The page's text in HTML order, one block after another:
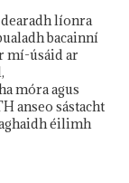
líonra
bacainní
mí-úsáid ar
móra agus
anseo sástacht
éilimh